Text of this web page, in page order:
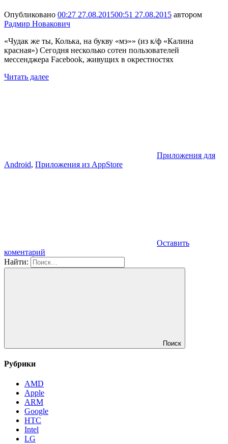
Опубликовано 00:27 27.08.201500:51 27.08.2015 автором
Радмир Новакович
«Чудак же ты, Колька, на букву «мэ»» (из к/ф «Калина
красная») Сегодня несколько сотен пользователей
мессенджера Facebook, живущих в окрестностях
Читать далее
Приложения для
Android, Приложения из AppStore
Оставить
коментарий
Найти:
Поиск
Рубрики
AMD
Apple
ARM
Google
HTC
Intel
LG